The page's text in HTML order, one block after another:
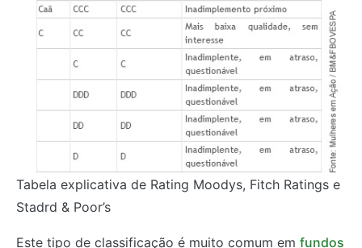
Tabela explicativa de Rating Moodys, Fitch Ratings e
Stadrd & Poor’s
Este tipo de classificação é muito comum em fundos